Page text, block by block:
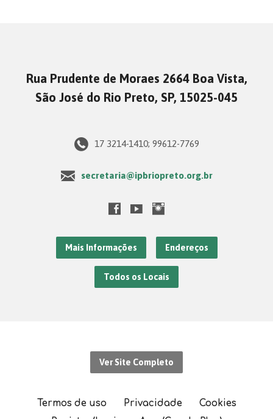
Rua Prudente de Moraes 2664 Boa Vista,
São José do Rio Preto, SP, 15025-045
17 3214-1410; 99612-7769
secretaria@ipbriopreto.org.br
Mais Informações Endereços
Todos os Locais
Ver Site Completo
Termos de uso Privacidade
Cookies